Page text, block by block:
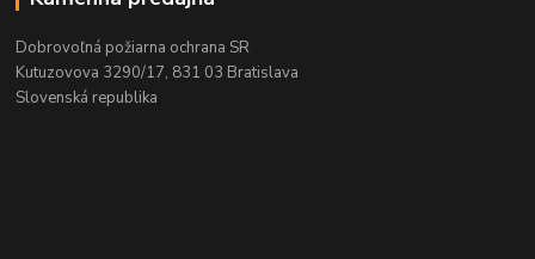
Dobrovoľná požiarna ochrana SR
Kutuzovova 3290/17, 831 03 Bratislava
Slovenská republika